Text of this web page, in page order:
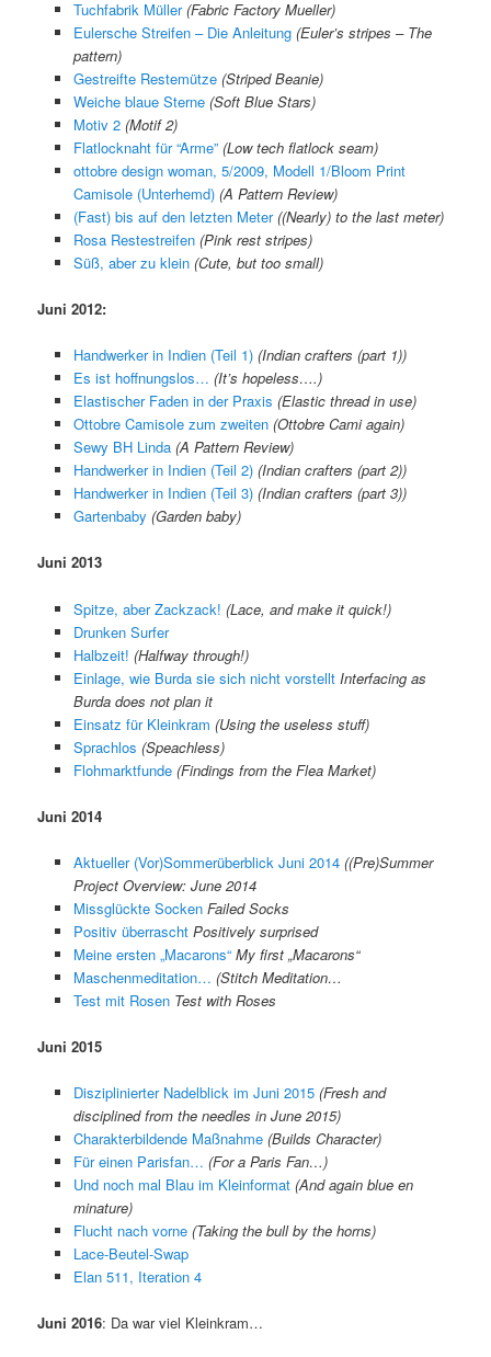
Tuchfabrik Müller (Fabric Factory Mueller)
Eulersche Streifen – Die Anleitung (Euler’s stripes – The
pattern)
Gestreifte Restemütze (Striped Beanie)
Weiche blaue Sterne (Soft Blue Stars)
Motiv 2 (Motif 2)
Flatlocknaht für “Arme” (Low tech flatlock seam)
ottobre design woman, 5/2009, Modell 1/Bloom Print
Camisole (Unterhemd) (A Pattern Review)
(Fast) bis auf den letzten Meter ((Nearly) to the last meter)
Rosa Restestreifen (Pink rest stripes)
Süß, aber zu klein (Cute, but too small)
Juni 2012:
Handwerker in Indien (Teil 1) (Indian crafters (part 1))
Es ist hoffnungslos… (It’s hopeless….)
Elastischer Faden in der Praxis (Elastic thread in use)
Ottobre Camisole zum zweiten (Ottobre Cami again)
Sewy BH Linda (A Pattern Review)
Handwerker in Indien (Teil 2) (Indian crafters (part 2))
Handwerker in Indien (Teil 3) (Indian crafters (part 3))
Gartenbaby (Garden baby)
Juni 2013
Spitze, aber Zackzack! (Lace, and make it quick!)
Drunken Surfer
Halbzeit! (Halfway through!)
Einlage, wie Burda sie sich nicht vorstellt Interfacing as
Burda does not plan it
Einsatz für Kleinkram (Using the useless stuff)
Sprachlos (Speachless)
Flohmarktfunde (Findings from the Flea Market)
Juni 2014
Aktueller (Vor)Sommerüberblick Juni 2014 ((Pre)Summer
Project Overview: June 2014
Missglückte Socken Failed Socks
Positiv überrascht Positively surprised
Meine ersten „Macarons“ My first „Macarons“
Maschenmeditation… (Stitch Meditation…
Test mit Rosen Test with Roses
Juni 2015
Disziplinierter Nadelblick im Juni 2015 (Fresh and
disciplined from the needles in June 2015)
Charakterbildende Maßnahme (Builds Character)
Für einen Parisfan… (For a Paris Fan…)
Und noch mal Blau im Kleinformat (And again blue en
minature)
Flucht nach vorne (Taking the bull by the horns)
Lace-Beutel-Swap
Elan 511, Iteration 4
Juni 2016: Da war viel Kleinkram…